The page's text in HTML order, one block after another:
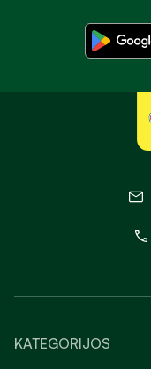
KATEGORIJOS